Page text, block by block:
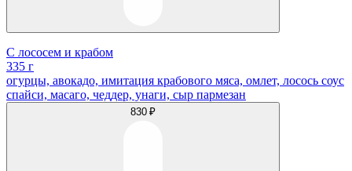
С лососем и крабом
335 г
огурцы, авокадо, имитация крабового мяса, омлет, лосось соус
спайси, масаго, чеддер, унаги, сыр пармезан
830 ₽